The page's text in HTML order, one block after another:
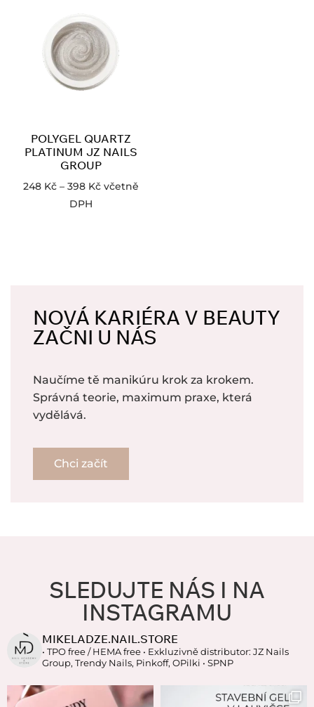
POLYGEL QUARTZ
PLATINUM JZ NAILS
GROUP
248 Kč – 398 Kč včetně
DPH
NOVÁ KARIÉRA V BEAUTY
ZAČNI U NÁS
Naučíme tě manikúru krok za krokem.
Správná teorie, maximum praxe, která
vydělává.
Chci začít
SLEDUJTE NÁS I NA
INSTAGRAMU
MIKELADZE.NAIL.STORE
• TPO free / HEMA free • Exkluzivně distributor: JZ Nails
Group, Trendy Nails, Pinkoff, OPilki • SPNP